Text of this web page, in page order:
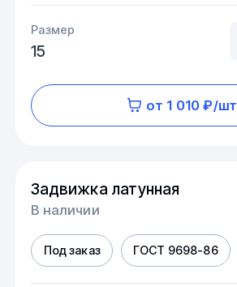
Размер
15
от 1 010 ₽/шт
Задвижка латунная
В наличии
Под заказ ГОСТ 9698-86